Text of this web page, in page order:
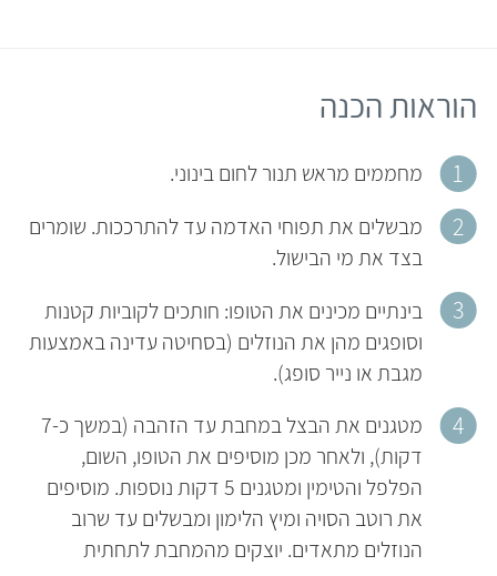
הוראות הכנה
מחממים מראש תנור לחום בינוני.
מבשלים את תפוחי האדמה עד להתרככות. שומרים
בצד את מי הבישול.
בינתיים מכינים את הטופו: חותכים לקוביות קטנות
וסופגים מהן את הנוזלים (בסחיטה עדינה באמצעות
מגבת או נייר סופג).
מטגנים את הבצל במחבת עד הזהבה (במשך כ-7
דקות), ולאחר מכן מוסיפים את הטופו, השום,
הפלפל והטימין ומטגנים 5 דקות נוספות. מוסיפים
את רוטב הסויה ומיץ הלימון ומבשלים עד שרוב
הנוזלים מתאדים. יוצקים מהמחבת לתחתית